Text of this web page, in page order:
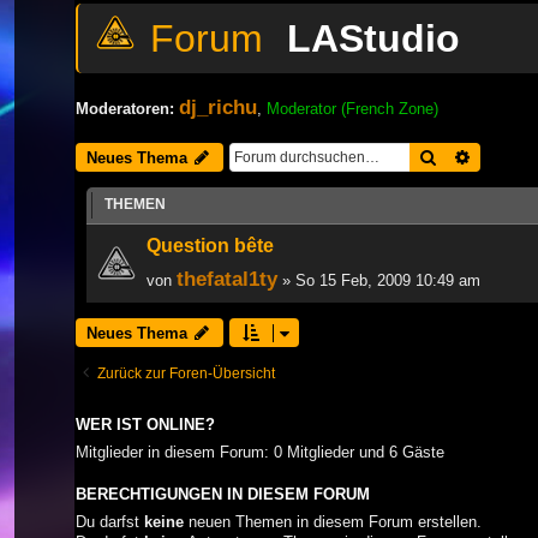
LAStudio
Moderatoren: dj_richu Moderator (French Zone)
Neues Thema Suche
THEMEN
Question bête
von thefatal1ty» So 15 Feb, 2009 10:49 am
Neues Thema
Zurück zur Foren-Übersicht
WER IST ONLINE?
Mitglieder in diesem Forum: 0 Mitglieder und 6 Gäste
BERECHTIGUNGEN IN DIESEM FORUM
Du darfst keine neuen Themen in diesem Forum erstellen.